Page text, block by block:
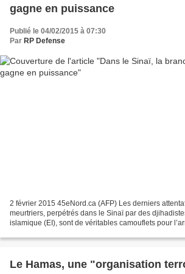
gagne en puissance
Publié le 04/02/2015 à 07:30
Par RP Defense
2 février 2015 45eNord.ca (AFP) Les derniers
meurtriers, perpétrés dans le Sinaï par des
islamique (EI), sont de véritables camouflets pour
Le Hamas, une "organisation